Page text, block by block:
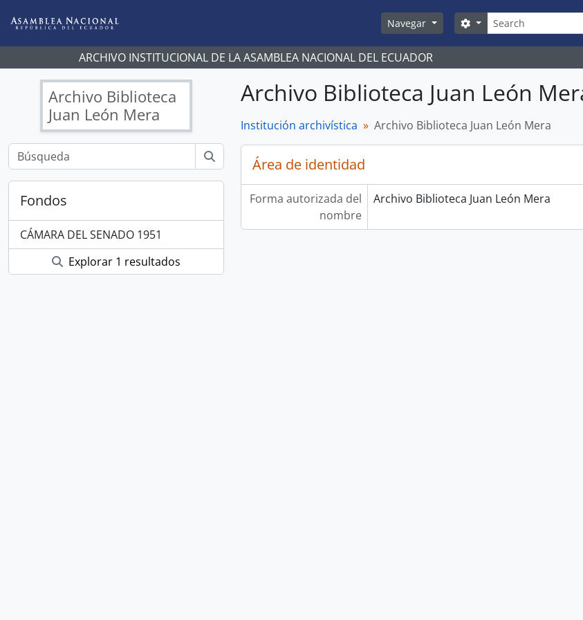
Navegar
Búsqueda
Search options
ARCHIVO INSTITUCIONAL DE LA ASAMBLEA NACIONAL DEL ECUADOR
Archivo Biblioteca
Juan León Mera
Fondos
CÁMARA DEL SENADO 1951
Explorar 1 resultados
Archivo Biblioteca Juan León
Institución archivística Archivo Biblioteca Juan León Mera
Área de identidad
Forma autorizada del
nombre
Archivo Biblioteca Juan León Mera